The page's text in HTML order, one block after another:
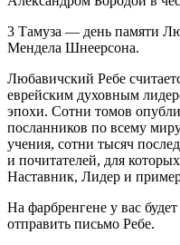
3 Тамуза — день памяти
Мендела Шнеерсона.
Любавичский Ребе
еврейским духовным
эпохи. Сотни томов
посланников по всему
учения, сотни тысяч
и почитателей, для
Наставник, Лидер и
На фарбренгене у вас
отправить письмо Ребе.